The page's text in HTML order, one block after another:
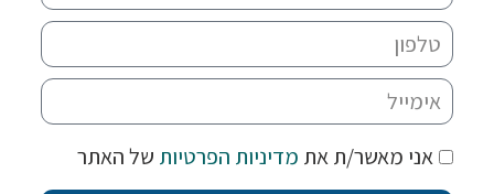
אני מאשר/ת את מדיניות הפרטיות של האתר